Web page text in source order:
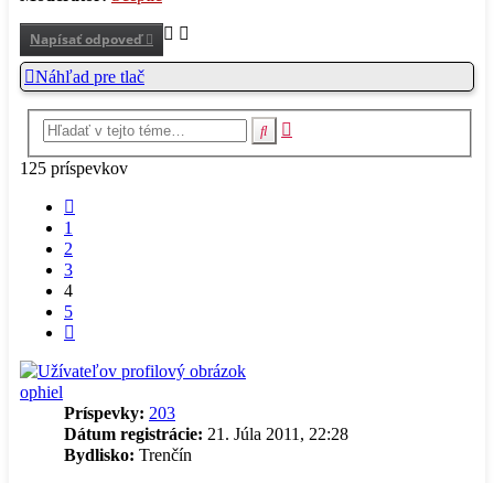
Napísať odpoveď
Náhľad pre tlač
Hľadať
vyhľadávanie
125 príspevkov
1
2
3
4
5
ophiel
Príspevky: 203
Dátum registrácie: 21. Júla 2011, 22:28
Bydlisko: Trenčín